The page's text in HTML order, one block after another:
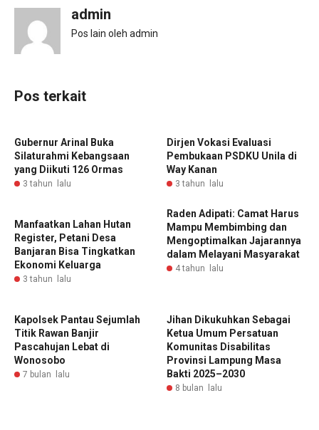
admin
Pos lain oleh admin
Pos terkait
Gubernur Arinal Buka
Silaturahmi Kebangsaan
yang Diikuti 126 Ormas
3 tahun lalu
Dirjen Vokasi Evaluasi
Pembukaan PSDKU Unila di
Way Kanan
3 tahun lalu
Manfaatkan Lahan Hutan
Register, Petani Desa
Banjaran Bisa Tingkatkan
Ekonomi Keluarga
3 tahun lalu
Raden Adipati: Camat Harus
Mampu Membimbing dan
Mengoptimalkan Jajarannya
dalam Melayani Masyarakat
4 tahun lalu
‎Kapolsek Pantau Sejumlah
Titik Rawan Banjir
Pascahujan Lebat di
Wonosobo ‎
7 bulan lalu
‎Jihan Dikukuhkan Sebagai
Ketua Umum Persatuan
Komunitas Disabilitas
Provinsi Lampung Masa
Bakti 2025–2030
8 bulan lalu